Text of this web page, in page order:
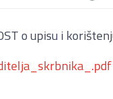
o upisu i